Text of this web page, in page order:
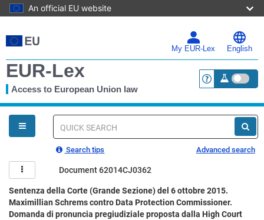
An official EU website
to
main
My EUR-Lex English
EUR-Lex
Access to European Union law <a
You
are
here
Quick
Search tips Advanced search
Document 62014CJ0362
Sentenza della Corte (Grande Sezione) del 6 ottobre 2015.
Maximillian Schrems contro Data Protection Commissioner.
Domanda di pronuncia pregiudiziale proposta dalla High Court